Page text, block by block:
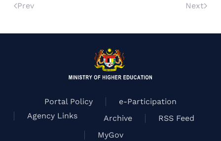
Prev Next
Portal Policy
e-Participation
Agency Links
Archive
RSS Feed
MyGov